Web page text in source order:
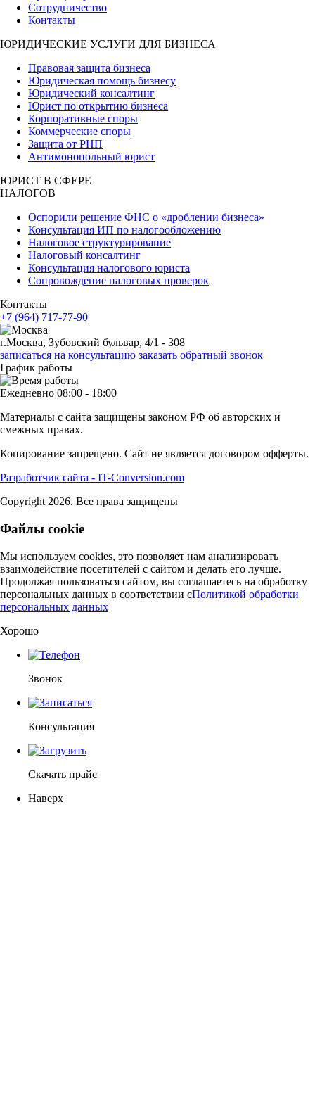
Сотрудничество
Контакты
ЮРИДИЧЕСКИЕ УСЛУГИ ДЛЯ БИЗНЕСА
Правовая защита бизнеса
Юридическая помощь бизнесу
Юридический консалтинг
Юрист по открытию бизнеса
Корпоративные споры
Коммерческие споры
Защита от РНП
Антимонопольный юрист
ЮРИСТ В СФЕРЕ
НАЛОГОВ
Оспорили решение ФНС о «дроблении бизнеса»
Консультация ИП по налогообложению
Налоговое структурирование
Налоговый консалтинг
Консультация налогового юриста
Сопровождение налоговых проверок
Контакты
+7 (964) 717-77-90
г.Москва, Зубовский бульвар, 4/1 - 308
записаться на консультацию заказать обратный звонок
График работы
Ежедневно 08:00 - 18:00
Материалы с сайта защищены законом РФ об авторских и
смежных правах.
Копирование запрещено. Сайт не является договором офферты.
Разработчик сайта - IT-Conversion.com
Copyright 2026. Все права защищены
Файлы cookie
Мы используем cookies, это позволяет нам анализировать
взаимодействие посетителей с сайтом и делать его лучше.
Продолжая пользоваться сайтом, вы соглашаетесь на обработку
персональных данных в соответствии cПолитикой обработки
персональных данных
Хорошо
Звонок
Консультация
Скачать прайс
Наверх